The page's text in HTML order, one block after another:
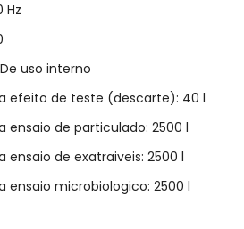
Hz
uso interno
efeito de teste (descarte): 40 l
ensaio de particulado: 2500 l
de exatraiveis: 2500 l
ensaio microbiologico: 2500 l